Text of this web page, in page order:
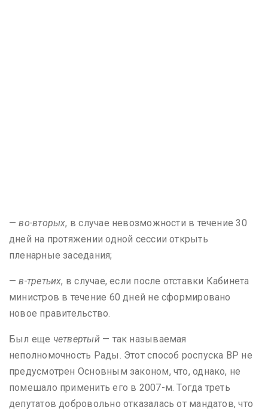
—во-вторых, в случае невозможности в течение 30
дней на протяжении одной сессии открыть
пленарные заседания;
—в-третьих, в случае, если после отставки Кабинета
министров в течение 60 дней не сформировано
новое правительство.
Был еще четвертый— так называемая
неполномочность Рады. Этот способ роспуска ВР не
предусмотрен Основным законом, что, однако, не
помешало применить его в 2007-м. Тогда треть
депутатов добровольно отказалась от мандатов, что